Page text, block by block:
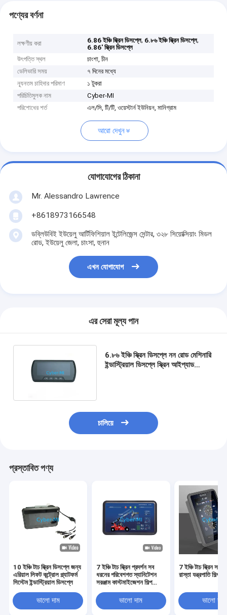
পণ্যের বর্ণনা
লক্ষণীয় করা 6.86 ইঞ্চি স্ক্রিন ডিসপ্লে, 6.৮৬ ইঞ্চি স্ক্রিন ডিসপ্লে,
6.86' স্ক্রিন ডিসপ্লে
উৎপত্তি স্থল
চাংশা, চীন
ডেলিভারি সময়
৭ দিনের মধ্যে
ন্যূনতম চাহিদার পরিমাণ
১ টুকরা
পরিচিতিমুলক নাম
Cyber-MI
পরিশোধের শর্ত
এল/সি, টি/টি, ওয়েস্টার্ন ইউনিয়ন, মানিগ্রাম
আরো দেখুন
যোগাযোগের ঠিকানা
Mr. Alessandro Lawrence
+8618973166548
ডব্লিউবিই ইউয়েলু আর্টিফিশিয়াল ইন্টেলিজেন্স সেন্টার, ৩২৮ সিয়োক্সিয়াং মিডল
রোড, ইউয়েলু জেলা, চাংসা, হুনান
এখন যোগাযোগ
এর সেরা মূল্য পান
6.৮৬ ইঞ্চি স্ক্রিন ডিসপ্লে নন রোড মেশিনারি
ইন্ডাস্ট্রিয়াল ডিসপ্লে স্ক্রিন আইপ্যাড
চালিয়ে
প্রস্তাবিত পণ্য
10 ইঞ্চি টাচ স্ক্রিন ডিসপ্লে জন্য
এরিয়াল লিফট কন্ট্রোল প্ল্যাটফর্ম
সিস্টেম ইন্ডাস্ট্রিয়াল ডিসপ্লে
ভালো দাম
7 ইঞ্চি টাচ স্ক্রিন প্রদর্শন সব
ধরনের পরিবেশগত স্যানিটেশন
সরঞ্জাম কাস্টমাইজেশন শিল্প
ভালো দাম
7 ইঞ্চি টাচ স্ক্রিন সব
রাস্তা যন্ত্রপাতি শিল্প
ভালো দাম